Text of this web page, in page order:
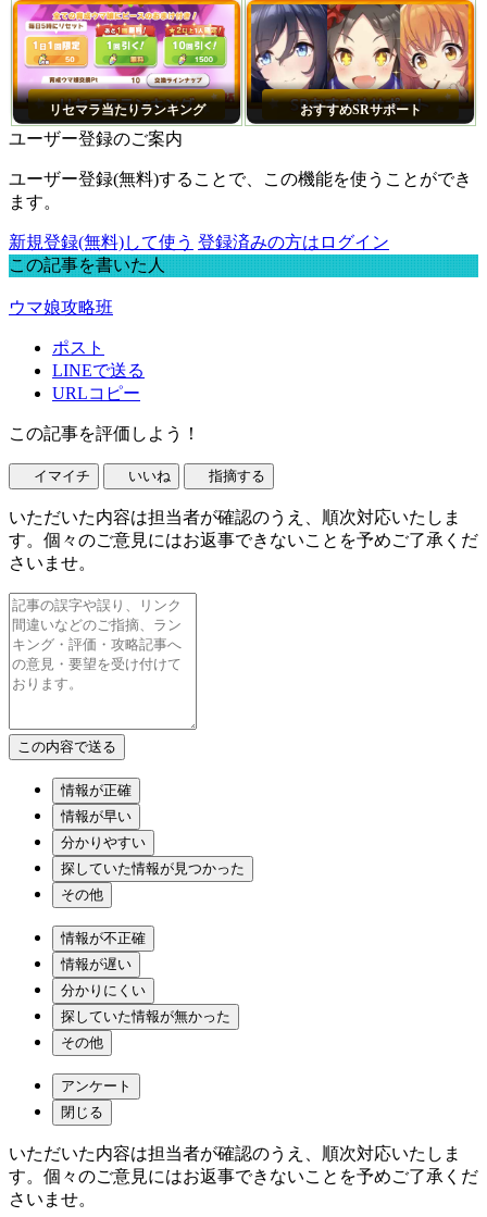
リセマラ当たりランキング おすすめSRサポート
ユーザー登録のご案内
ユーザー登録(無料)することで、この機能を使うことができ
ます。
新規登録(無料)して使う 登録済みの方はログイン
この記事を書いた人
ウマ娘攻略班
ポスト
LINEで送る
URLコピー
この記事を評価しよう！
イマイチ いいね 指摘する
いただいた内容は担当者が確認のうえ、順次対応いたしま
す。個々のご意見にはお返事できないことを予めご了承くだ
さいませ。
情報が正確
情報が早い
分かりやすい
探していた情報が見つかった
その他
情報が不正確
情報が遅い
分かりにくい
探していた情報が無かった
その他
アンケート
閉じる
いただいた内容は担当者が確認のうえ、順次対応いたしま
す。個々のご意見にはお返事できないことを予めご了承くだ
さいませ。